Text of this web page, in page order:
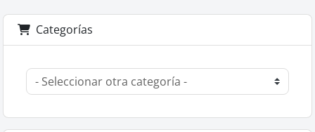
Categorías